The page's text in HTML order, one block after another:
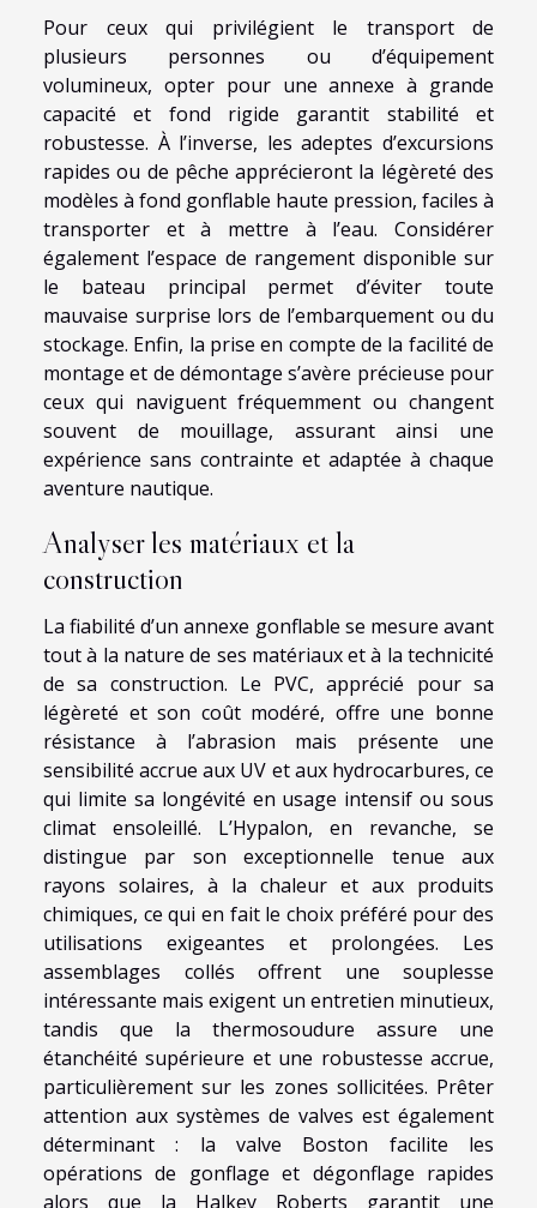
Pour ceux qui privilégient le transport de
plusieurs personnes ou d’équipement
volumineux, opter pour une annexe à grande
capacité et fond rigide garantit stabilité et
robustesse. À l’inverse, les adeptes d’excursions
rapides ou de pêche apprécieront la légèreté des
modèles à fond gonflable haute pression, faciles à
transporter et à mettre à l’eau. Considérer
également l’espace de rangement disponible sur
le bateau principal permet d’éviter toute
mauvaise surprise lors de l’embarquement ou du
stockage. Enfin, la prise en compte de la facilité de
montage et de démontage s’avère précieuse pour
ceux qui naviguent fréquemment ou changent
souvent de mouillage, assurant ainsi une
expérience sans contrainte et adaptée à chaque
aventure nautique.
Analyser les matériaux et la
construction
La fiabilité d’un annexe gonflable se mesure avant
tout à la nature de ses matériaux et à la technicité
de sa construction. Le PVC, apprécié pour sa
légèreté et son coût modéré, offre une bonne
résistance à l’abrasion mais présente une
sensibilité accrue aux UV et aux hydrocarbures, ce
qui limite sa longévité en usage intensif ou sous
climat ensoleillé. L’Hypalon, en revanche, se
distingue par son exceptionnelle tenue aux
rayons solaires, à la chaleur et aux produits
chimiques, ce qui en fait le choix préféré pour des
utilisations exigeantes et prolongées. Les
assemblages collés offrent une souplesse
intéressante mais exigent un entretien minutieux,
tandis que la thermosoudure assure une
étanchéité supérieure et une robustesse accrue,
particulièrement sur les zones sollicitées. Prêter
attention aux systèmes de valves est également
déterminant : la valve Boston facilite les
opérations de gonflage et dégonflage rapides
alors que la Halkey Roberts garantit une